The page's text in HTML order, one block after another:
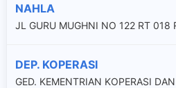
NAHLA
JL GURU MUGHNI NO 122 RT 018
DEP. KOPERASI
GED. KEMENTRIAN KOPERASI